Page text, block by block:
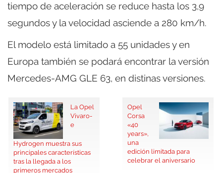
tiempo de aceleración se reduce hasta los 3,9
segundos y la velocidad asciende a 280 km/h.
El modelo está limitado a 55 unidades y en
Europa también se podará encontrar la versión
Mercedes-AMG GLE 63, en distinas versiones.
La Opel
Vivaro-
e
Hydrogen muestra sus
principales características
tras la llegada a los
primeros mercados
Opel
Corsa
«40
years»,
una
edición limitada para
celebrar el aniversario